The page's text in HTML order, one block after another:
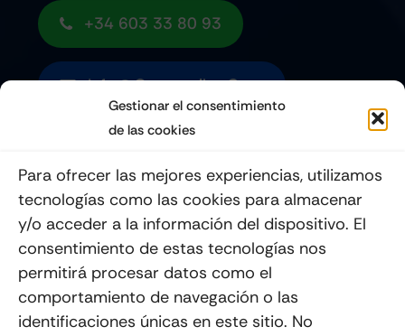
Gestionar el consentimiento
de las cookies
Para ofrecer las mejores experiencias, utilizamos
tecnologías como las cookies para almacenar
y/o acceder a la información del dispositivo. El
consentimiento de estas tecnologías nos
permitirá procesar datos como el
comportamiento de navegación o las
identificaciones únicas en este sitio. No
+34 603 33 80 93
Info@quemoviles.com
Enviar